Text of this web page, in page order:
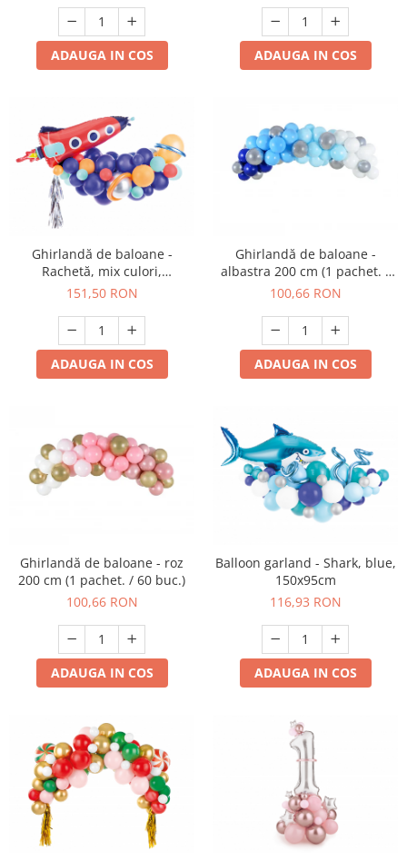
ADAUGA IN COS ADAUGA IN COS
Ghirlandă de baloane -
Rachetă, mix culori,
154x130cm
151,50 RON
ADAUGA IN COS
Ghirlandă de baloane -
albastra 200 cm (1 pachet. /
60 buc.)
100,66 RON
ADAUGA IN COS
Ghirlandă de baloane - roz
200 cm (1 pachet. / 60 buc.)
100,66 RON
ADAUGA IN COS
Balloon garland - Shark, blue,
150x95cm
116,93 RON
ADAUGA IN COS